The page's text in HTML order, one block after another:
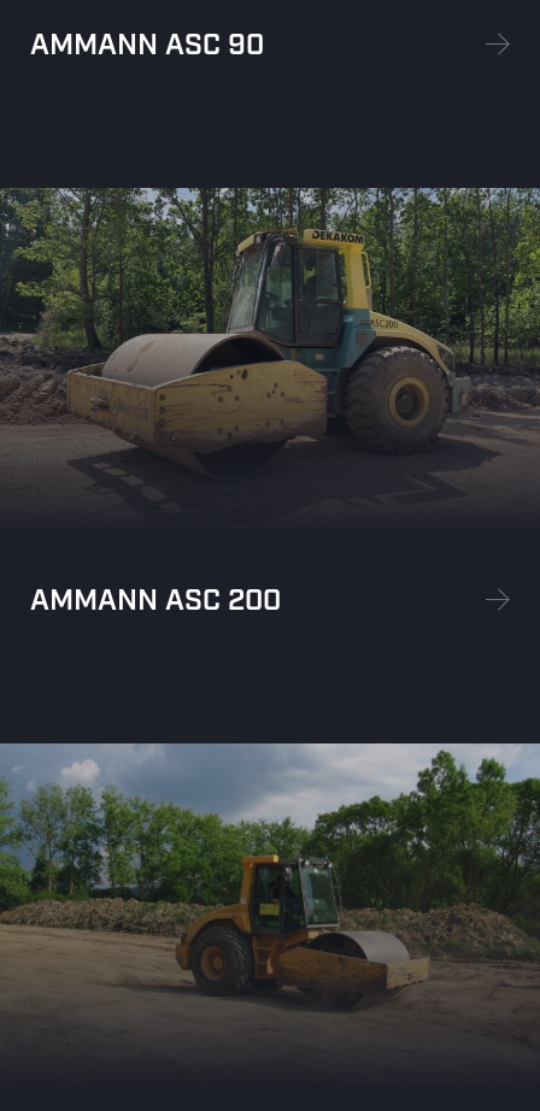
AMMANN ASC 90
AMMANN ASC 200